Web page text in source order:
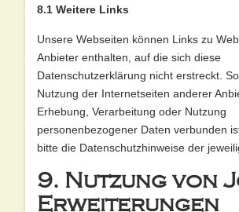
8.1 Weitere Links
Unsere Webseiten können Links zu
Anbieter enthalten, auf die sich diese
Datenschutzerklärung nicht erstreckt.
Nutzung der Internetseiten anderer
Erhebung, Verarbeitung oder Nutzung
personenbezogener Daten verbunden
bitte die Datenschutzhinweise der
9. Nutzung von
Erweiterungen